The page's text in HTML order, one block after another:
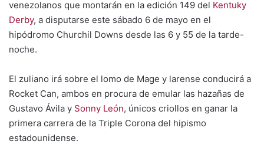
venezolanos que montarán en la edición 149 del Kentuky
Derby, a disputarse este sábado 6 de mayo en el
hipódromo Churchil Downs desde las 6 y 55 de la tarde-
noche.
El zuliano irá sobre el lomo de Mage y larense conducirá a
Rocket Can, ambos en procura de emular las hazañas de
Gustavo Ávila y Sonny León, únicos criollos en ganar la
primera carrera de la Triple Corona del hipismo
estadounidense.